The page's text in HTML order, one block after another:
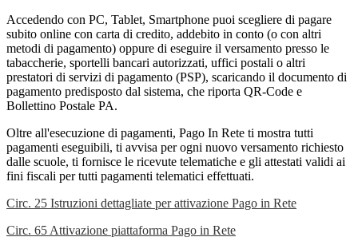
Accedendo con PC, Tablet, Smartphone puoi scegliere di pagare
subito online con carta di credito, addebito in conto (o con altri
metodi di pagamento) oppure di eseguire il versamento presso le
tabaccherie, sportelli bancari autorizzati, uffici postali o altri
prestatori di servizi di pagamento (PSP), scaricando il documento di
pagamento predisposto dal sistema, che riporta QR-Code e
Bollettino Postale PA.
Oltre all'esecuzione di pagamenti, Pago In Rete ti mostra tutti
pagamenti eseguibili, ti avvisa per ogni nuovo versamento richiesto
dalle scuole, ti fornisce le ricevute telematiche e gli attestati validi ai
fini fiscali per tutti pagamenti telematici effettuati.
Circ. 25 Istruzioni dettagliate per attivazione Pago in Rete
Circ. 65 Attivazione piattaforma Pago in Rete